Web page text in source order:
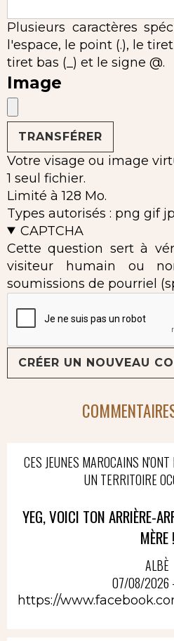
Plusieurs caractères
l'espace, le point (.), le
tiret bas (_) et le signe @.
Image
Votre visage ou image
1 seul fichier.
Limité à 128 Mo.
Types autorisés : png gif
CAPTCHA
Cette question sert à
visiteur humain ou
soumissions de pourriel
CES JEUNES MAROCAINS
UN TERRITOIRE
YEG, VOICI TON ARRIÈRE-
MÈRE !
ALBÈ
07/08/2026
https://